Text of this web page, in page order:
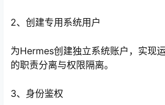
2、创建专用系统用户
为Hermes创建独立系统账户，实现
的职责分离与权限隔离。
3、身份鉴权